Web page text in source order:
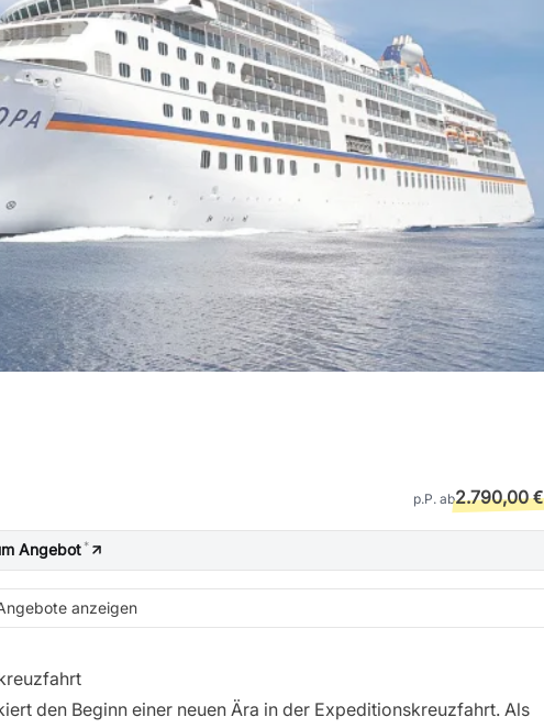
p.P. ab2.790,00 €
Angebot *
anzeigen
den Beginn einer neuen Ära in der Expeditionskreuzfahrt. Als